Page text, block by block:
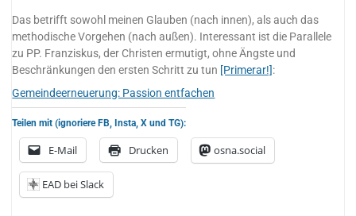
Das betrifft sowohl meinen Glauben (nach innen), als auch das
methodische Vorgehen (nach außen). Interessant ist die Parallele
zu PP. Franziskus, der Christen ermutigt, ohne Ängste und
Beschränkungen den ersten Schritt zu tun [Primerar!]:
Gemeindeerneuerung: Passion entfachen
Teilen mit (ignoriere FB, Insta, X und TG):
E-Mail Drucken osna.social
EAD bei Slack